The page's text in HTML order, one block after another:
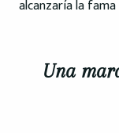
alcanzaría la
Una